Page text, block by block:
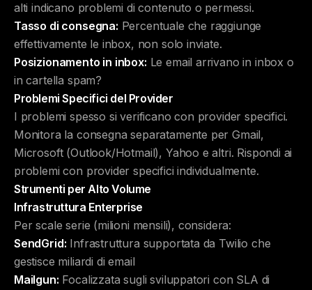
alti indicano problemi di contenuto o permessi.
Tasso di consegna: Percentuale che raggiunge
effettivamente le inbox, non solo inviate.
Posizionamento in inbox: Le email arrivano in inbox o
in cartella spam?
Problemi Specifici del Provider
I problemi spesso si verificano con provider specifici.
Monitora la consegna separatamente per Gmail,
Microsoft (Outlook/Hotmail), Yahoo e altri. Rispondi ai
problemi con provider specifici individualmente.
Strumenti per Alto Volume
Infrastruttura Enterprise
Per scale serie (milioni mensili), considera:
SendGrid: Infrastruttura supportata da Twilio che
gestisce miliardi di email
Mailgun: Focalizzata sugli sviluppatori con SLA di